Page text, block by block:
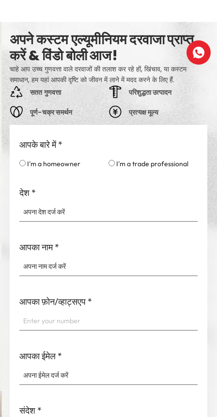
अपने कस्टम एल्यूमीनियम दरवाजा प्राप्त
करें & विंडो बोली आज!
चाहे आप उच्च गुणवत्ता वाले दरवाजों की तलाश कर रहे हों, खिंचाव, या कस्टम
समाधान, हम यहां आपकी दृष्टि को जीवन में लाने में मदद करने के लिए हैं.
सतत गुणवत्ता
पूर्ण-चक्र समर्थन
परिशुद्धता उत्पादन
प्रत्यक्ष मूल्य
आपके बारे में *
I'm a homeowner I'm a trade professional
देश *
आपका नाम *
आपका फ़ोन/व्हाट्सएप *
आपका ईमेल *
संदेश *